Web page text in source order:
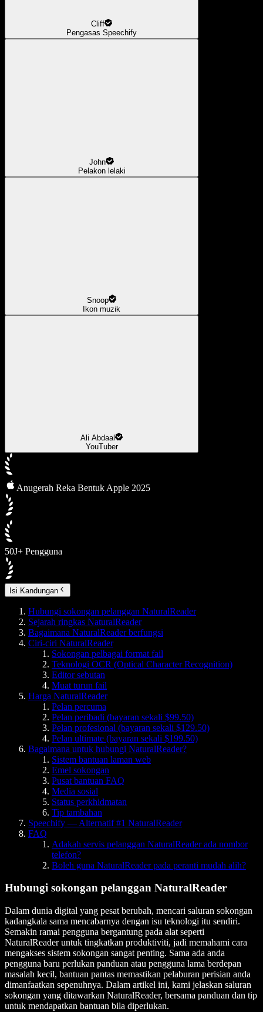
Cliff
Pengasas Speechify
John
Pelakon lelaki
Snoop
Ikon muzik
Ali Abdaal
YouTuber
Anugerah Reka Bentuk Apple 2025
50J+ Pengguna
Isi Kandungan
Hubungi sokongan pelanggan NaturalReader
Sejarah ringkas NaturalReader
Bagaimana NaturalReader berfungsi
Ciri-ciri NaturalReader
Sokongan pelbagai format fail
Teknologi OCR (Optical Character Recognition)
Editor sebutan
Muat turun fail
Harga NaturalReader
Pelan percuma
Pelan peribadi (bayaran sekali $99.50)
Pelan profesional (bayaran sekali $129.50)
Pelan ultimate (bayaran sekali $199.50)
Bagaimana untuk hubungi NaturalReader?
Sistem bantuan laman web
Emel sokongan
Pusat bantuan FAQ
Media sosial
Status perkhidmatan
Tip tambahan
Speechify — Alternatif #1 NaturalReader
FAQ
Adakah servis pelanggan NaturalReader ada nombor
telefon?
Boleh guna NaturalReader pada peranti mudah alih?
Hubungi sokongan pelanggan NaturalReader
Dalam dunia digital yang pesat berubah, mencari saluran sokongan
kadangkala sama mencabarnya dengan isu teknologi itu sendiri.
Semakin ramai pengguna bergantung pada alat seperti
NaturalReader untuk tingkatkan produktiviti, jadi memahami cara
mengakses sistem sokongan sangat penting. Sama ada anda
pengguna baru perlukan panduan atau pengguna lama berdepan
masalah kecil, bantuan pantas memastikan pelaburan perisian anda
dimanfaatkan sepenuhnya. Dalam artikel ini, kami jelaskan saluran
sokongan yang ditawarkan NaturalReader, bersama panduan dan tip
untuk mendapatkan bantuan bila diperlukan.